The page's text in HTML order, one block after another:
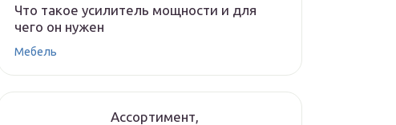
Что такое усилитель мощности и для
чего он нужен
Мебель
Ассортимент,